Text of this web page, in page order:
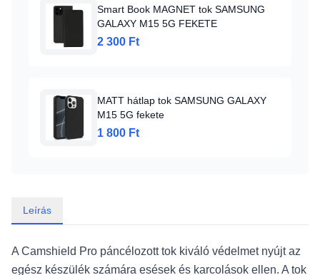
Smart Book MAGNET tok SAMSUNG
GALAXY M15 5G FEKETE
2 300 Ft
MATT hátlap tok SAMSUNG GALAXY
M15 5G fekete
1 800 Ft
Leírás
A Camshield Pro páncélozott tok kiváló védelmet nyújt az
egész készülék számára esések és karcolások ellen. A tok